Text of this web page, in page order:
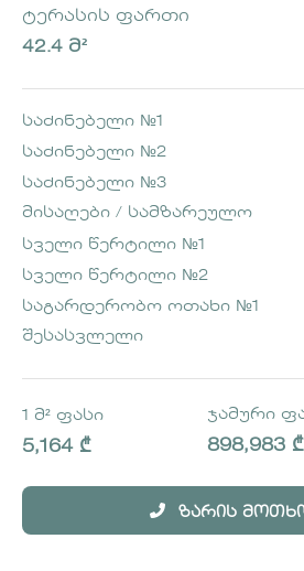
ტერასის ფართი
42.4 მ²
საძინებელი №1
საძინებელი №2
საძინებელი №3
მისაღები / სამზარეულო
სველი წერტილი №1
სველი წერტილი №2
საგარდერობო ოთახი №1
შესასვლელი
1 მ² ფასი
5,164 ₾
ჯამური
898,983 ₾
ზარის